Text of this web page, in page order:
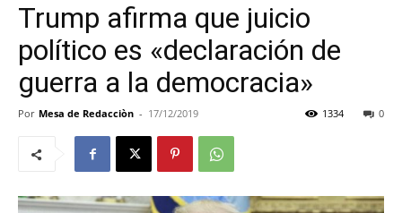
Trump afirma que juicio
político es «declaración de
guerra a la democracia»
Por Mesa de Redacciòn - 17/12/2019 0
1334